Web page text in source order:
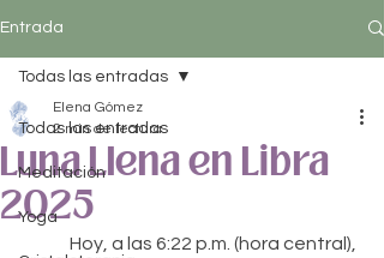
Entrada
Todas las entradas
Meditación
Yoga
Todas las entradas
Luna Llena en Libra
2025
Elena Gómez
2 min de lectura